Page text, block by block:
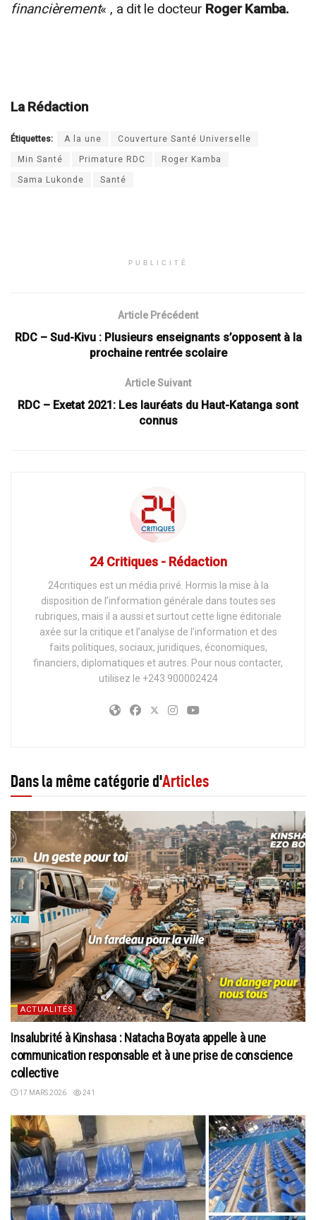
financièrement« , a dit le docteur Roger Kamba.
La Rédaction
Étiquettes: A la une Couverture Santé Universelle
Min Santé Primature RDC Roger Kamba
Sama Lukonde Santé
PUBLICITÉ
Article Précédent
RDC – Sud-Kivu : Plusieurs enseignants s’opposent à la
prochaine rentrée scolaire
Article Suivant
RDC – Exetat 2021: Les lauréats du Haut-Katanga sont
connus
24 Critiques - Rédaction
24critiques est un média privé. Hormis la mise à la
disposition de l’information générale dans toutes ses
rubriques, mais il a aussi et surtout cette ligne éditoriale
axée sur la critique et l’analyse de l’information et des
faits politiques, sociaux, juridiques, économiques,
financiers, diplomatiques et autres. Pour nous contacter,
utilisez le +243 900002424
Dans la même catégorie d'Articles
ACTUALITÉS
Insalubrité à Kinshasa : Natacha Boyata appelle à une
communication responsable et à une prise de conscience
collective
17 MARS 2026 241